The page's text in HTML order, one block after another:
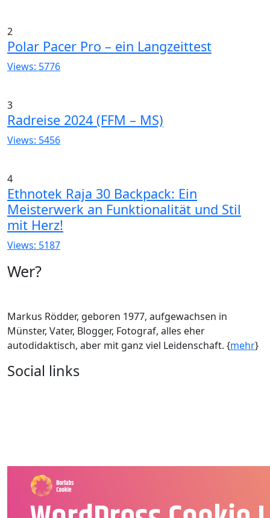
2
Polar Pacer Pro – ein Langzeittest
Views: 5776
3
Radreise 2024 (FFM – MS)
Views: 5456
4
Ethnotek Raja 30 Backpack: Ein
Meisterwerk an Funktionalität und Stil
mit Herz!
Views: 5187
Wer?
Markus Rödder, geboren 1977, aufgewachsen in
Münster, Vater, Blogger, Fotograf, alles eher
autodidaktisch, aber mit ganz viel Leidenschaft. {mehr}
Social links